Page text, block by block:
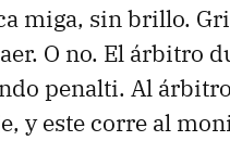
miga, sin brillo.
O no. El árbitro
penalti. Al
y este corre al